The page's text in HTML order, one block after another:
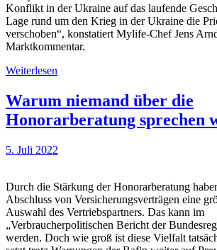
Konflikt in der Ukraine auf das laufende
Lage rund um den Krieg in der Ukraine die
verschoben“, konstatiert Mylife-Chef Jens
Marktkommentar.
Weiterlesen
Warum niemand über die
Honorarberatung sprechen
5. Juli 2022
Durch die Stärkung der Honorarberatung
Abschluss von Versicherungsverträgen eine
Auswahl des Vertriebspartners. Das kann im
„Verbraucherpolitischen Bericht der
werden. Doch wie groß ist diese Vielfalt